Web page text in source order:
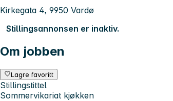
Kirkegata 4, 9950 Vardø
Stillingsannonsen er inaktiv.
Om jobben
Lagre favoritt
Stillingstittel
Sommervikariat kjøkken